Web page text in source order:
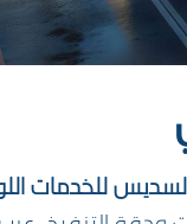
للخدمات